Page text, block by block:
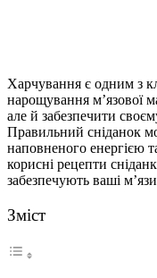
Харчування є одним з
нарощування м’язової
але й забезпечити
Правильний сніданок
наповненого енергією
корисні рецепти
забезпечують ваші
Зміст